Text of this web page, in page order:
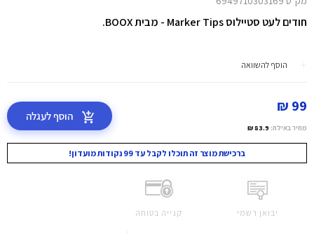
חודים לעט סטיילוס Marker Tips - מבית BOOX.
הוסף להשוואה
99 ₪
מחיר באילת: 83.9 ₪
הוסף לעגלה
ברכישת מוצר זה תוכלו לקבל עד 99 נקודות מועדון!
יבואן רשמי קנייה בטוחה